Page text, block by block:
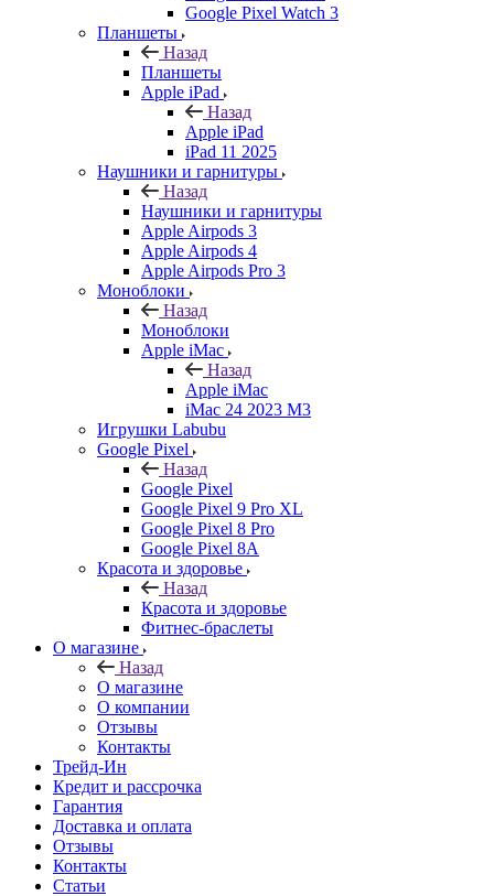
Google Pixel Watch 3
Планшеты
Назад
Планшеты
Apple iPad
Назад
Apple iPad
iPad 11 2025
Наушники и гарнитуры
Назад
Наушники и гарнитуры
Apple Airpods 3
Apple Airpods 4
Apple Airpods Pro 3
Моноблоки
Назад
Моноблоки
Apple iMac
Назад
Apple iMac
iMac 24 2023 M3
Игрушки Labubu
Google Pixel
Назад
Google Pixel
Google Pixel 9 Pro XL
Google Pixel 8 Pro
Google Pixel 8A
Красота и здоровье
Назад
Красота и здоровье
Фитнес-браслеты
О магазине
Назад
О магазине
О компании
Отзывы
Контакты
Трейд-Ин
Кредит и рассрочка
Гарантия
Доставка и оплата
Отзывы
Контакты
Статьи